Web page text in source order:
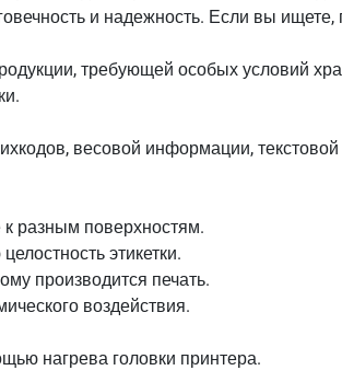
и надежность. Если вы ищете,
требующей особых условий
весовой информации,
разным поверхностям.
этикетки.
производится печать.
воздействия.
нагрева головки принтера.